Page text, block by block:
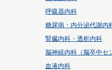
呼吸器内科
糖尿病・内分泌代謝内
腎臓内科・透析内科
脳神経内科（脳卒中セ
血液内科